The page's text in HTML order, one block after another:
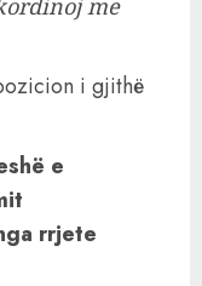
me
e
rrjete